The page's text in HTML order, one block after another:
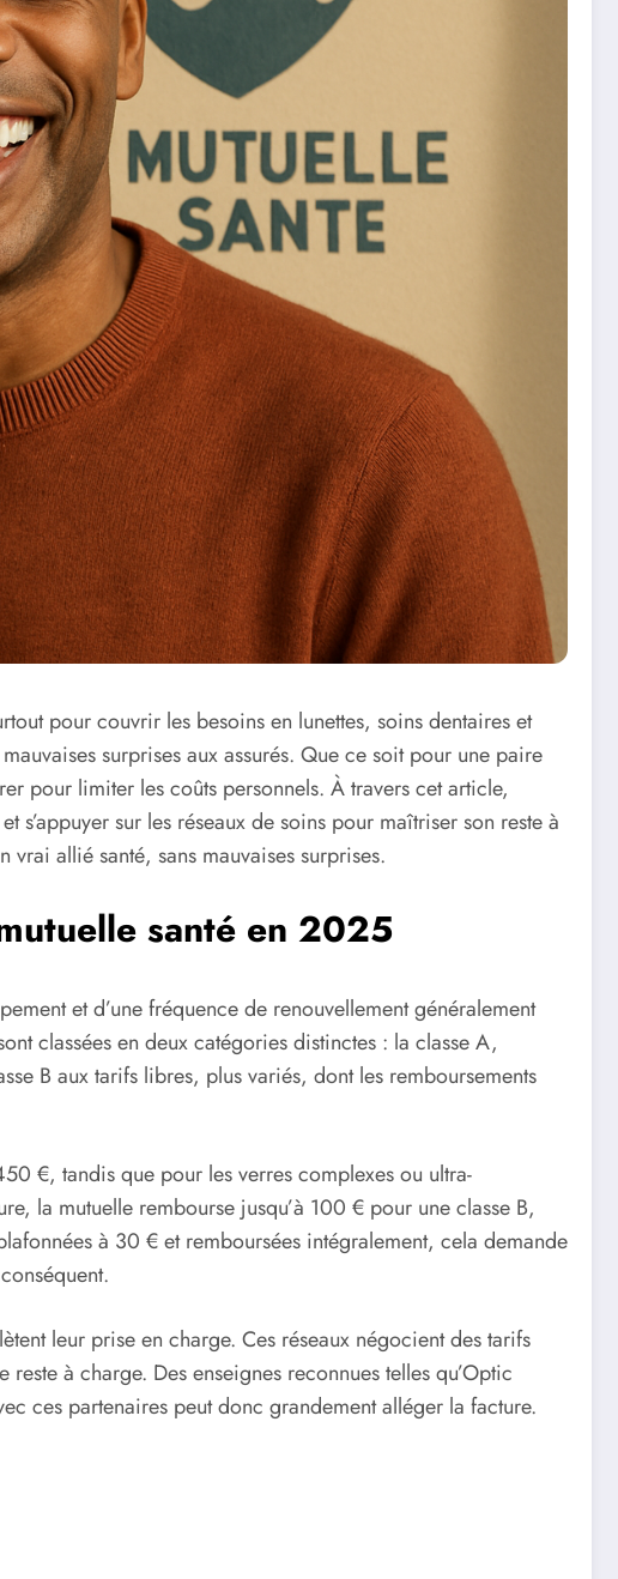
pour couvrir les besoins en lunettes, soins dentaires et
surprises aux assurés. Que ce soit pour une paire
pour limiter les coûts personnels. À travers cet article,
sur les réseaux de soins pour maîtriser son reste à
allié santé, sans mauvaises surprises.
santé en 2025
et d’une fréquence de renouvellement généralement
classées en deux catégories distinctes : la classe A,
B aux tarifs libres, plus variés, dont les remboursements
€, tandis que pour les verres complexes ou ultra-
la mutuelle rembourse jusqu’à 100 € pour une classe B,
à 30 € et remboursées intégralement, cela demande
leur prise en charge. Ces réseaux négocient des tarifs
à charge. Des enseignes reconnues telles qu’Optic
ces partenaires peut donc grandement alléger la facture.